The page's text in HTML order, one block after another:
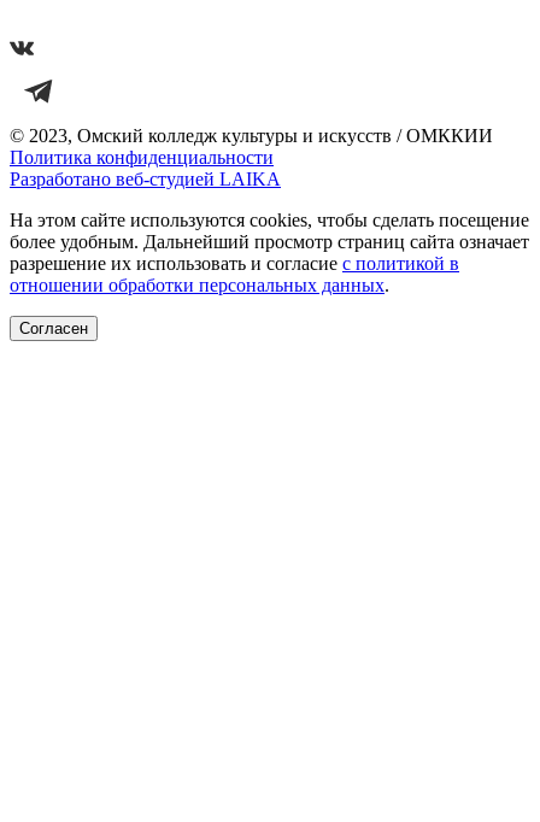
© 2023, Омский колледж культуры и искусств / ОМККИИ
Политика конфиденциальности
Разработано веб-студией LAIKA
На этом сайте используются cookies, чтобы сделать посещение
более удобным. Дальнейший просмотр страниц сайта означает
разрешение их использовать и согласие с политикой в
отношении обработки персональных данных.
Согласен